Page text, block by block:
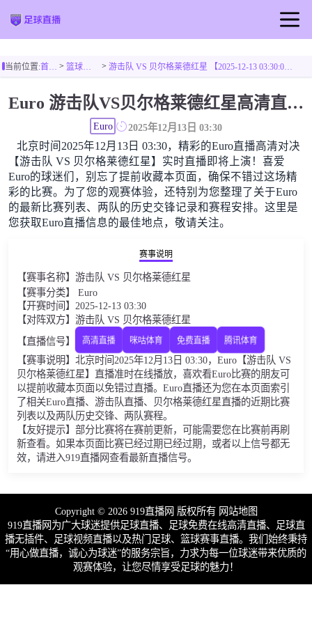
篮球直播
当前位置: 首页 > 篮球直播 > 游击队 VS 贝尔格莱德红星 【2025-12-13 03:30:00】
Euro 游击队VS贝尔格莱德红星高清直播免费观看
Euro 2025年12月13日 03:30
北京时间2025年12月13日 03:30，精彩的Euro直播高清对决
【游击队 VS 贝尔格莱德红星】实时直播即将上演！喜爱
Euro的球迷们，别忘了提前收藏本页面，确保不错过这场精
彩的比赛。为了您的观赛体验，还特别为您整理了关于Euro
的最新比赛列表、两队的历史交锋记录和赛程安排。这里是
您获取Euro直播信息的最佳地点，敬请关注。
赛事说明
【赛事名称】游击队 VS 贝尔格莱德红星
【赛事分类】 Euro
【开赛时间】2025-12-13 03:30
【对阵双方】游击队 VS 贝尔格莱德红星
【直播信号】
高清直播 咪咕体育 免费直播 腾讯体育
【赛事说明】北京时间2025年12月13日 03:30，Euro【游击队 VS
贝尔格莱德红星】直播准时在线播放，喜欢看Euro比赛的朋友可
以提前收藏本页面以免错过直播。Euro直播还为您在本页面索引
了相关Euro直播、游击队直播、贝尔格莱德红星直播的近期比赛
列表以及两队历史交锋、两队赛程。
【友好提示】部分比赛将在赛前更新，可能需要您在比赛前再刷
新查看。如果本页面比赛已经过期已经过期，或者以上信号都无
效，请进入919直播网查看最新直播信号。
Copyright © 2026 919直播网 版权所有 网站地图
919直播网为广大球迷提供足球直播、足球免费在线高清直播、足球直
播无插件、足球视频直播以及热门足球、篮球赛事直播。我们始终秉持
“用心做直播，诚心为球迷”的服务宗旨，力求为每一位球迷带来优质的
观赛体验，让您尽情享受足球的魅力！